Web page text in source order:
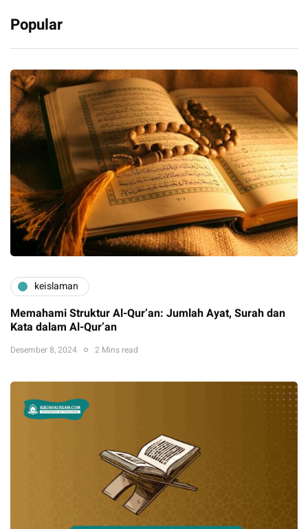
Popular
keislaman
Memahami Struktur Al-Qur’an: Jumlah Ayat, Surah dan
Kata dalam Al-Qur’an
Desember 8, 2024 2 Mins read